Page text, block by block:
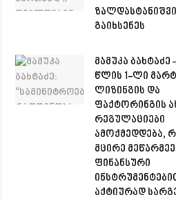
გაიხსენეს
მამუკა ბახტაძე
წლის 1-ლი
ლიზინგის და
ფაქტორინგის
რეგულაციები
ამოქმედდება,
მცირე
ფინანსური
აქტიურად